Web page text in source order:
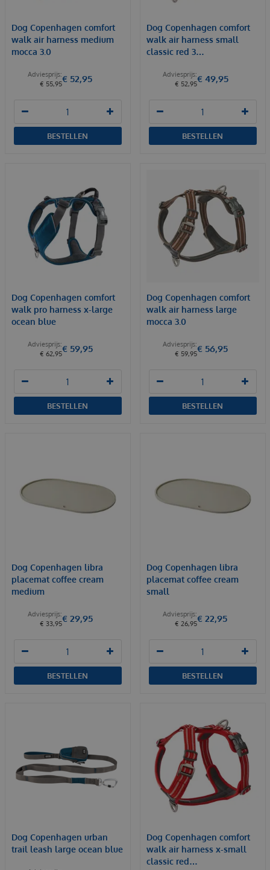
Dog Copenhagen comfort
walk air harness medium
mocca 3.0
€ 55,95€ 52,95
BESTELLEN
Dog Copenhagen comfort
walk air harness small
classic red 3…
€ 52,95€ 49,95
BESTELLEN
Dog Copenhagen comfort
walk pro harness x-large
ocean blue
€ 62,95€ 59,95
BESTELLEN
Dog Copenhagen comfort
walk air harness large
mocca 3.0
€ 59,95€ 56,95
BESTELLEN
Dog Copenhagen libra
placemat coffee cream
medium
€ 33,95€ 29,95
BESTELLEN
Dog Copenhagen libra
placemat coffee cream
small
€ 26,95€ 22,95
BESTELLEN
Dog Copenhagen urban
trail leash large ocean blue
Dog Copenhagen comfort
walk air harness x-small
classic red…